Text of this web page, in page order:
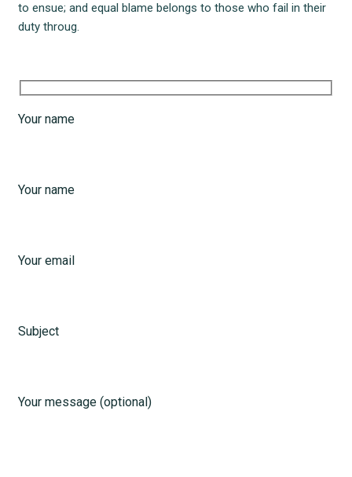
to ensue; and equal blame belongs to those who fail in their
duty throug.
Your name
Your name
Your email
Subject
Your message (optional)